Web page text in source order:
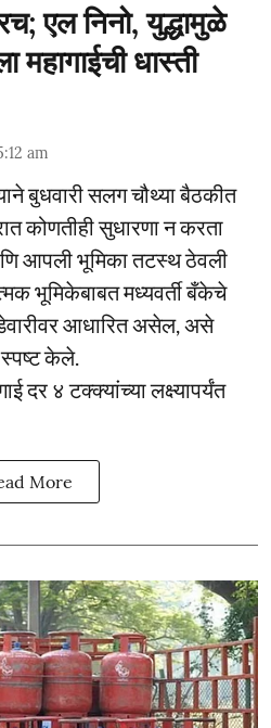
एल निनो, युद्धामुळे
महागाईची धास्ती
am
बुधवारी सलग चौथ्या बैठकीत
कोणतीही सुधारणा न करता
आपली भूमिका तटस्थ ठेवली
भूमिकेबाबत मध्यवर्ती बँकेचे
आधारित असेल, असे
स्पष्ट केले.
दर ४ टक्क्यांच्या लक्ष्यापर्यंत
More